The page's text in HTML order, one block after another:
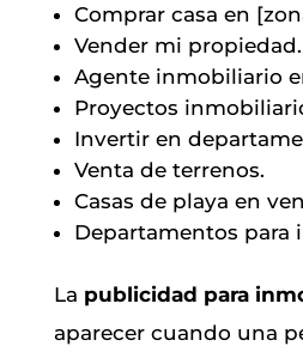
Comprar casa en
Vender mi propiedad.
Agente inmobiliario
Proyectos
Invertir en
Venta de terrenos.
Casas de playa en
Departamentos para
La publicidad para
aparecer cuando una